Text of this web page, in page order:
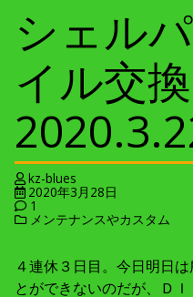
シェル
イル交換
kz-blues
2020年3月28日
1
メンテナンスやカスタム
４連休３日目。今日明日
とができないのだが、Ｄ